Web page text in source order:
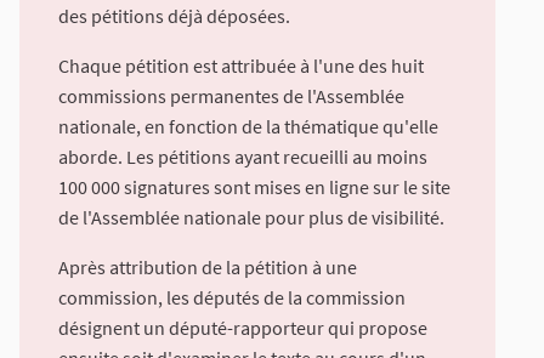
des pétitions déjà déposées.
Chaque pétition est attribuée à l'une des huit
commissions permanentes de l'Assemblée
nationale, en fonction de la thématique qu'elle
aborde. Les pétitions ayant recueilli au moins
100 000 signatures sont mises en ligne sur le site
de l'Assemblée nationale pour plus de visibilité.
Après attribution de la pétition à une
commission, les députés de la commission
désignent un député-rapporteur qui propose